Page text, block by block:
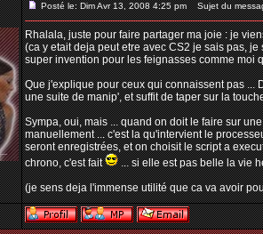
Posté le: Dim Avr 13, 2008 4:25 pm Sujet du
Rhalala, juste pour faire partager ma joie : je
(ca y etait deja peut etre avec CS2 je sais pas,
super invention pour les feignasses comme moi
Que j'explique pour ceux qui connaissent pas ...
une suite de manip', et suffit de taper sur la
Sympa, oui, mais ... quand on doit le faire sur
manuellement ... c'est la qu'intervient le
seront enregistrées, et on choisit le script a
chrono, c'est fait
... si elle est pas belle la vie
(je sens deja l'immense utilité que ca va avoir